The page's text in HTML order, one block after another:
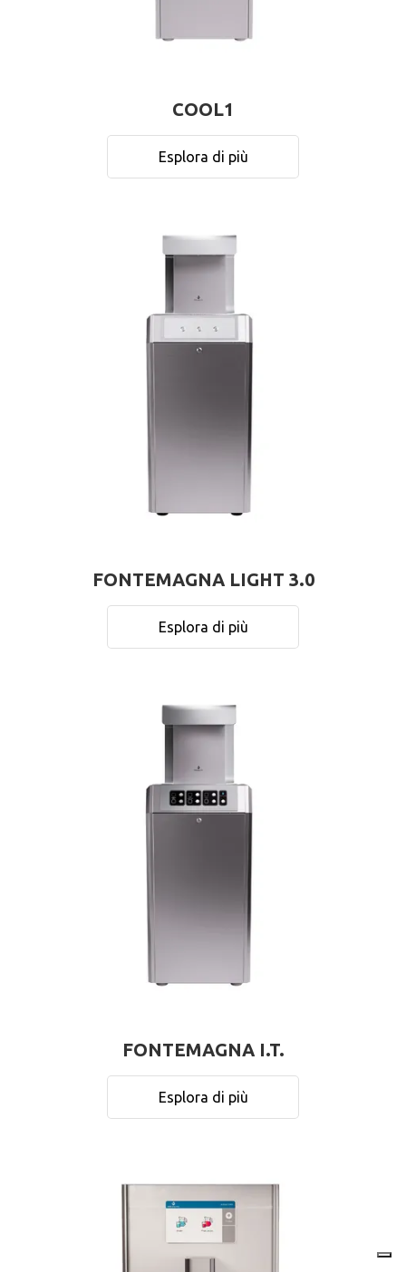
COOL1
Esplora di più
FONTEMAGNA LIGHT 3.0
Esplora di più
FONTEMAGNA I.T.
Esplora di più